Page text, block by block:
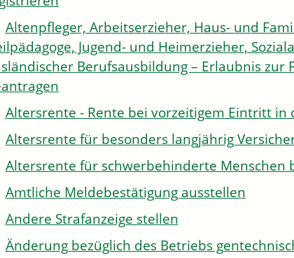
Altenpfleger, Arbeitserzieher, Haus- und
Jugend- und Heimerzieher,
Berufsausbildung – Erlaubnis zur
Altersrente - Rente bei vorzeitigem Eintritt in
Altersrente für besonders langjährig
Altersrente für schwerbehinderte Menschen
Amtliche Meldebestätigung ausstellen
Andere Strafanzeige stellen
Änderung bezüglich des Betriebs